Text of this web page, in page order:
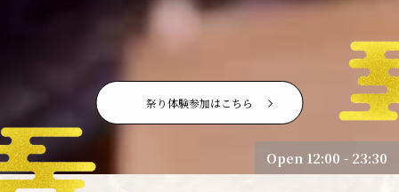
祭り体験参加はこちら
Open 12:00 - 23:30